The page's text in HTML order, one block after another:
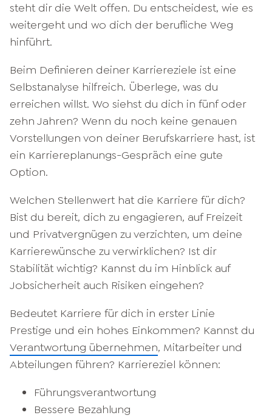
steht dir die Welt offen. Du entscheidest, wie es
weitergeht und wo dich der berufliche Weg
hinführt.
Beim Definieren deiner Karriereziele ist eine
Selbstanalyse hilfreich. Überlege, was du
erreichen willst. Wo siehst du dich in fünf oder
zehn Jahren? Wenn du noch keine genauen
Vorstellungen von deiner Berufskarriere hast, ist
ein Karriereplanungs-Gespräch eine gute
Option.
Welchen Stellenwert hat die Karriere für dich?
Bist du bereit, dich zu engagieren, auf Freizeit
und Privatvergnügen zu verzichten, um deine
Karrierewünsche zu verwirklichen? Ist dir
Stabilität wichtig? Kannst du im Hinblick auf
Jobsicherheit auch Risiken eingehen?
Bedeutet Karriere für dich in erster Linie
Prestige und ein hohes Einkommen? Kannst du
Verantwortung übernehmen, Mitarbeiter und
Abteilungen führen? Karriereziel können:
Führungsverantwortung
Bessere Bezahlung